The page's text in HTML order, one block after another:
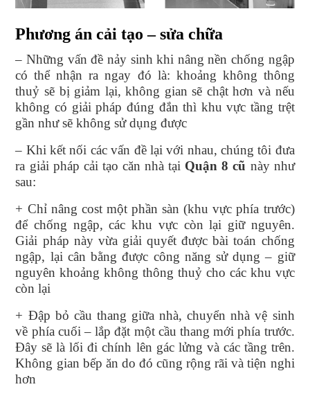
Phương án cải tạo – sửa chữa
– Những vấn đề nảy sinh khi nâng nền chống ngập
có thể nhận ra ngay đó là: khoảng không thông
thuỷ sẽ bị giảm lại, không gian sẽ chật hơn và nếu
không có giải pháp đúng đắn thì khu vực tầng trệt
gần như sẽ không sử dụng được
– Khi kết nối các vấn đề lại với nhau, chúng tôi đưa
ra giải pháp cải tạo căn nhà tại Quận 8 cũ này như
sau:
+ Chỉ nâng cost một phần sàn (khu vực phía trước)
để chống ngập, các khu vực còn lại giữ nguyên.
Giải pháp này vừa giải quyết được bài toán chống
ngập, lại cân bằng được công năng sử dụng – giữ
nguyên khoảng không thông thuỷ cho các khu vực
còn lại
+ Đập bỏ cầu thang giữa nhà, chuyển nhà vệ sinh
về phía cuối – lắp đặt một cầu thang mới phía trước.
Đây sẽ là lối đi chính lên gác lửng và các tầng trên.
Không gian bếp ăn do đó cũng rộng rãi và tiện nghi
hơn